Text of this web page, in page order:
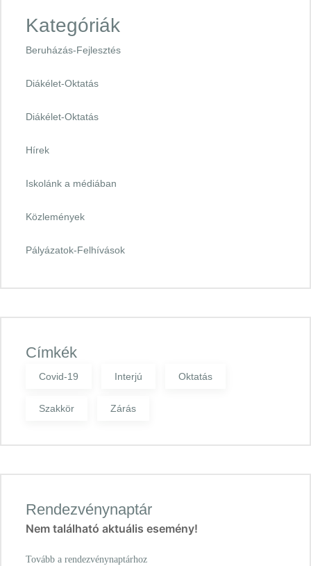
Kategóriák
Beruházás-Fejlesztés
Diákélet-Oktatás
Diákélet-Oktatás
Hírek
Iskolánk a médiában
Közlemények
Pályázatok-Felhívások
Címkék
Covid-19 Interjú Oktatás
Szakkör Zárás
Rendezvénynaptár
Nem található aktuális esemény!
Tovább a rendezvénynaptárhoz